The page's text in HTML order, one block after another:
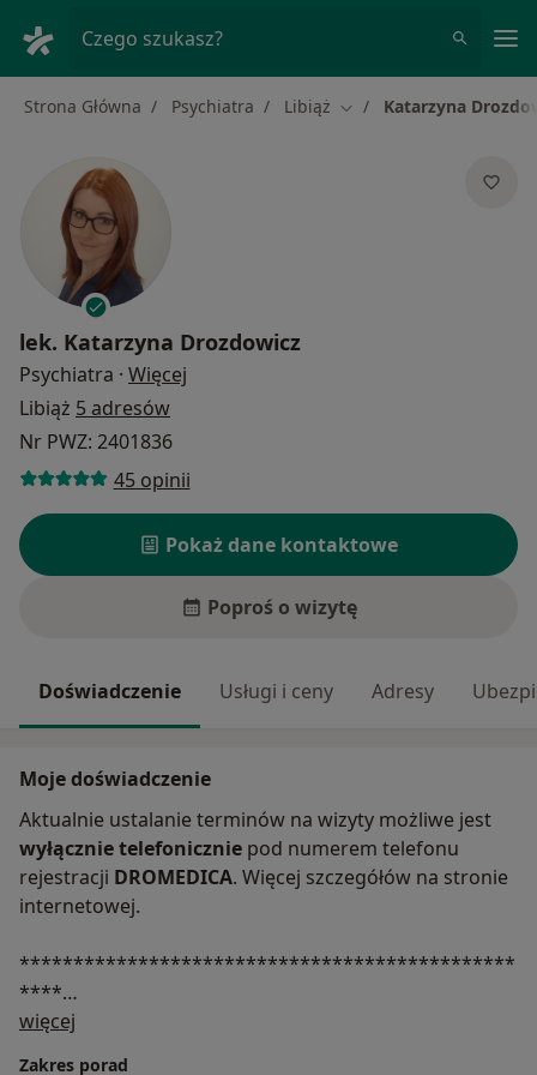
Czego szukasz?
Strona Główna Psychiatra Libiąż Zmień miasto
Katarzyna
lek. Katarzyna Drozdowicz
Psychiatra · Więcej
Libiąż 5 adresów
Nr PWZ: 2401836
45 opinii
Pokaż dane kontaktowe
Poproś o wizytę
Doświadczenie Usługi i ceny Adresy
Moje doświadczenie
Aktualnie ustalanie terminów na wizyty możliwe jest
wyłącznie telefonicznie pod numerem telefonu
rejestracji DROMEDICA. Więcej szczegółów na stronie
internetowej.
**********************************************
****
Specjalista psychiatra. Zajmuje się diagnozowaniem i
więcej
Zakres porad